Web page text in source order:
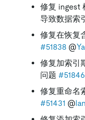
修复 ingest
导致数据索
修复在恢复
#51838 @
修复加索引
问题 #51846
修复重命名
#51431 @